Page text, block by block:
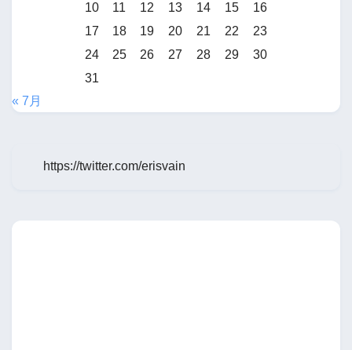
10
11 12 13 14 15
16
17
18 19 20 21 22
23
24
25 26 27 28 29
30
31
« 7月
https://twitter.com/erisvain